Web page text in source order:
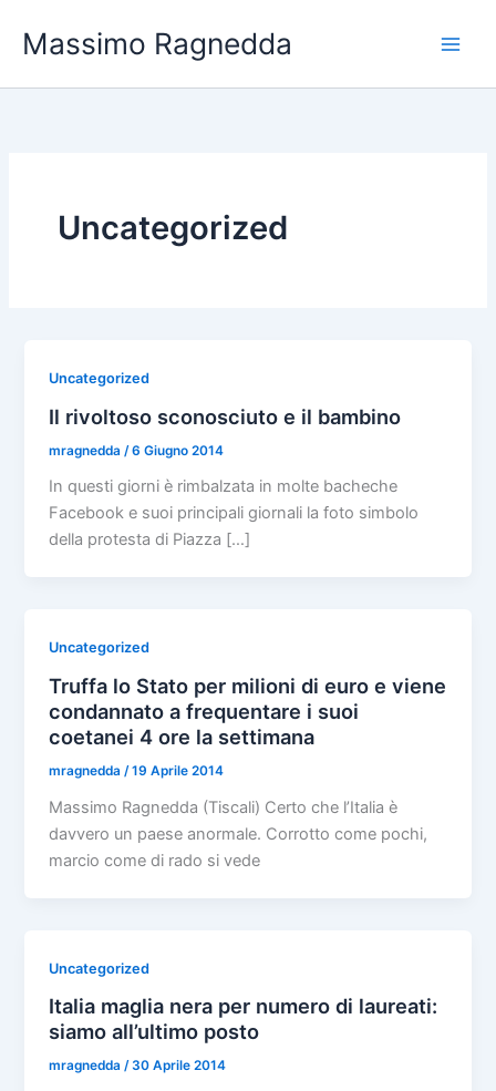
Massimo Ragnedda
Uncategorized
Uncategorized
Il rivoltoso sconosciuto e il bambino
mragnedda /6 Giugno 2014
In questi giorni è rimbalzata in molte bacheche
Facebook e suoi principali giornali la foto simbolo
della protesta di Piazza […]
Uncategorized
Truffa lo Stato per milioni di euro e viene
condannato a frequentare i suoi
coetanei 4 ore la settimana
mragnedda/19 Aprile 2014
Massimo Ragnedda (Tiscali) Certo che l’Italia è
davvero un paese anormale. Corrotto come pochi,
marcio come di rado si vede
Uncategorized
Italia maglia nera per numero di laureati:
siamo all’ultimo posto
mragnedda/30 Aprile 2014